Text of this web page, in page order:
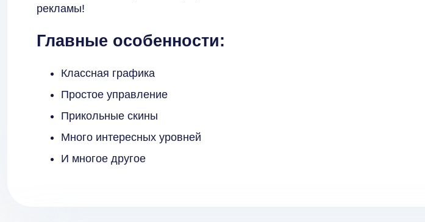
рекламы!
Главные особенности:
Классная графика
Простое управление
Прикольные скины
Много интересных уровней
И многое другое